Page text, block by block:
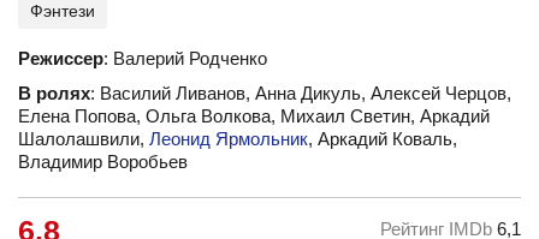
Фэнтези
Режиссер: Валерий Родченко
В ролях: Василий Ливанов, Анна Дикуль, Алексей Черцов,
Елена Попова, Ольга Волкова, Михаил Светин, Аркадий
Шалолашвили, Леонид Ярмольник, Аркадий Коваль,
Владимир Воробьев
6,8 Рейтинг IMDb 6,1